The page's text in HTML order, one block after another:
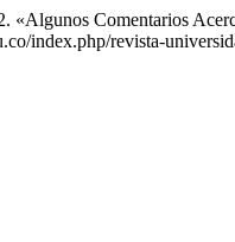
«Algunos Comentarios
index.php/revista-